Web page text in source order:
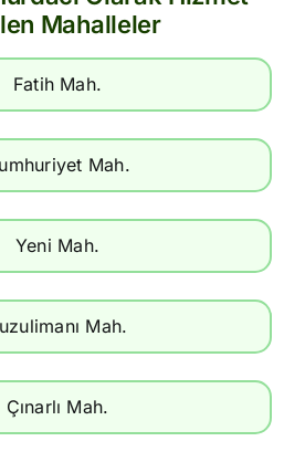
Mahalleler
Fatih Mah.
Mah.
Yeni Mah.
Mah.
Çınarlı Mah.